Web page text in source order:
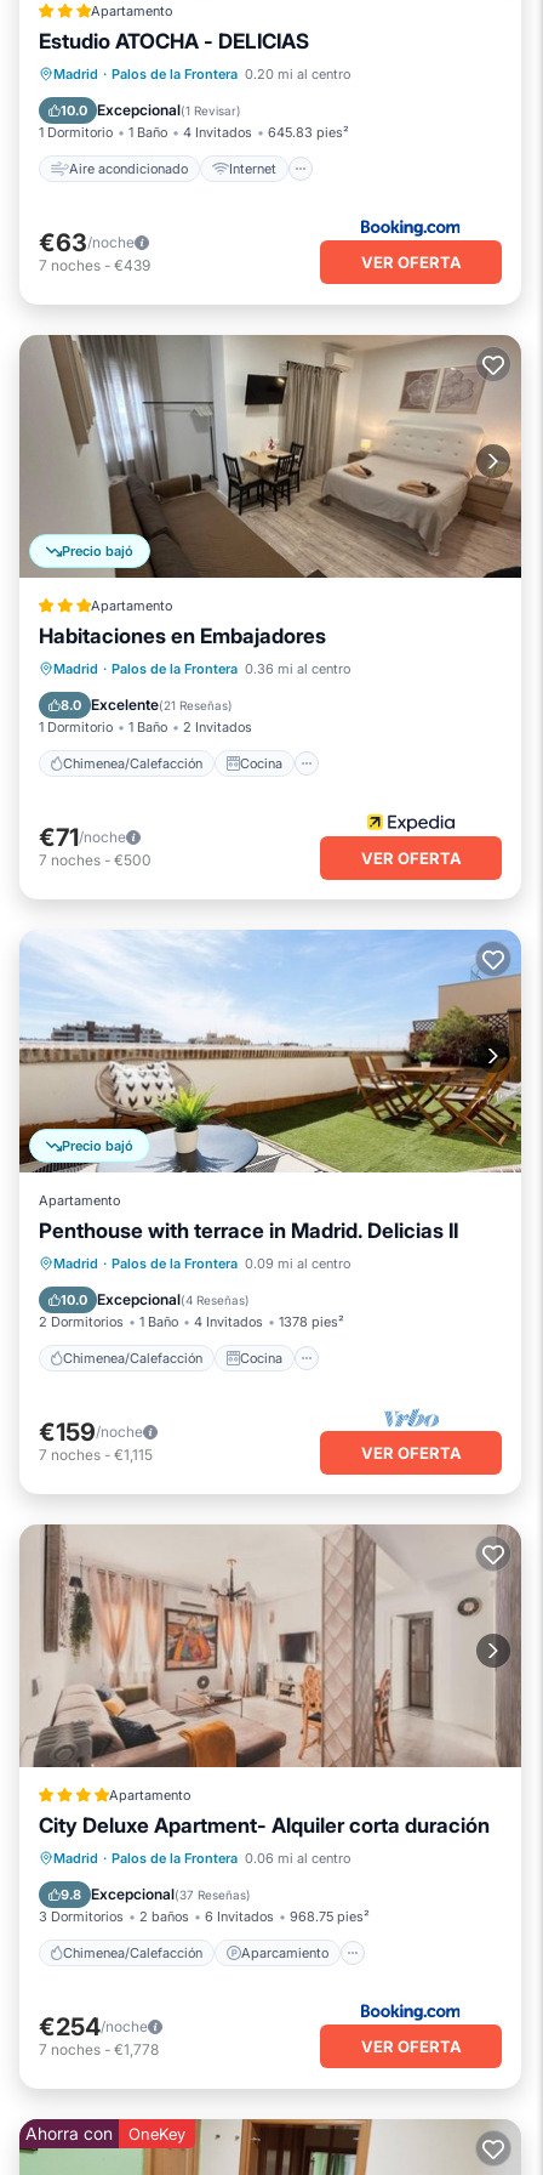
Apartamento
Estudio ATOCHA - DELICIAS
Madrid · Palos de la Frontera 0.20 mi al centro
10.0 Excepcional(1 Revisar)
1 Dormitorio 1 Baño 4 Invitados 645.83 pies²
Aire acondicionado Internet
Aire acondicionado
Internet
Apto para niños
€63/noche
7 noches - €439 VER OFERTA
Precio bajó
Apartamento
Habitaciones en Embajadores
Madrid · Palos de la Frontera 0.36 mi al centro
8.0 Excelente(21 Reseñas)
1 Dormitorio 1 Baño 2 Invitados
Chimenea/Calefacción Cocina
Chimenea/Calefacción
Cocina
Internet
Apto para niños
€71/noche
7 noches - €500 VER OFERTA
Precio bajó
Apartamento
Penthouse with terrace in Madrid. Delicias II
Madrid · Palos de la Frontera 0.09 mi al centro
10.0 Excepcional(4 Reseñas)
2 Dormitorios 1 Baño 4 Invitados 1378 pies²
Chimenea/Calefacción Cocina
Chimenea/Calefacción
Cocina
Aire acondicionado
€159/noche
7 noches - €1,115 VER OFERTA
Apartamento
City Deluxe Apartment- Alquiler corta duración
Madrid · Palos de la Frontera 0.06 mi al centro
9.8 Excepcional(37 Reseñas)
3 Dormitorios 2 baños 6 Invitados 968.75 pies²
Chimenea/Calefacción Aparcamiento
Chimenea/Calefacción
Aparcamiento
Aire acondicionado
€254/noche
7 noches - €1,778 VER OFERTA
Ahorra con OneKey